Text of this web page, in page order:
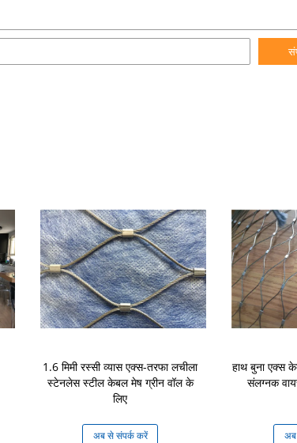
1.6 मिमी रस्सी व्यास एक्स-तरफा लचीला
स्टेनलेस स्टील केबल मेष ग्रीन वॉल के
लिए
अब से संपर्क करें
हाथ बुना एक्स
संलग्नक
अब